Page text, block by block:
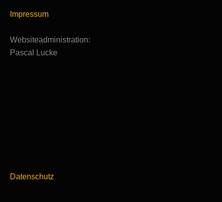
Impressum
Websiteadministration:
Pascal Lucke
Datenschutz